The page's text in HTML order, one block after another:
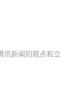
讯新闻的观点和立